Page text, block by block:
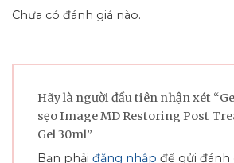
Chưa có đánh giá nào.
Hãy là người đầu tiên nhận xét
sẹo Image MD Restoring Post
Gel 30ml”
Bạn phải đăng nhập để gửi đánh